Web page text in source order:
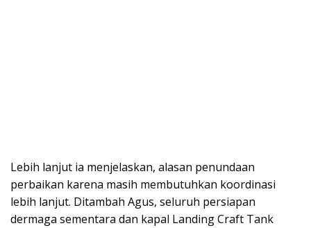
Lebih lanjut ia menjelaskan, alasan penundaan
perbaikan karena masih membutuhkan koordinasi
lebih lanjut. Ditambah Agus, seluruh persiapan
dermaga sementara dan kapal Landing Craft Tank